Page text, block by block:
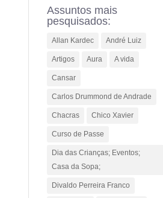
Assuntos mais
pesquisados:
Allan Kardec André Luiz
Artigos Aura A vida
Cansar
Carlos Drummond de Andrade
Chacras Chico Xavier
Curso de Passe
Dia das Crianças; Eventos;
Casa da Sopa;
Divaldo Perreira Franco